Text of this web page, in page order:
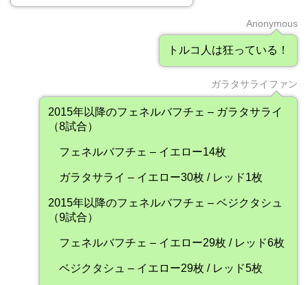
Anonymous
トルコ人は狂っている！
ガラタサライファン
2015年以降のフェネルバフチェ – ガラタサライ
（8試合）
フェネルバフチェ – イエロー14枚
ガラタサライ – イエロー30枚 / レッド1枚
2015年以降のフェネルバフチェ – ベジクタシュ
（9試合）
フェネルバフチェ – イエロー29枚 / レッド6枚
ベジクタシュ – イエロー29枚 / レッド5枚